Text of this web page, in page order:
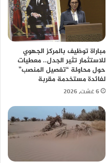
مباراة توظيف بالمركز الجهوي
للاستثمار تثير الجدل.. معطيات
حول محاولة “تفصيل المنصب”
لفائدة مستخدمة مقربة
6 غشت، 2026